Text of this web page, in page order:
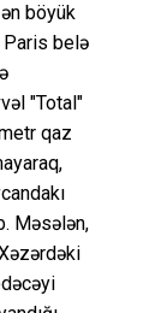
böyük
Paris belə
"Total"
qaz
Məsələn,